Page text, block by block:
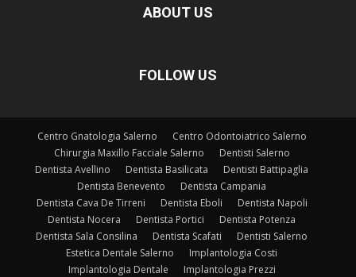
ABOUT US
FOLLOW US
Centro Gnatologia Salerno
Centro Odontoiatrico Salerno
Chirurgia Maxillo Facciale Salerno
Dentisti Salerno
Dentista Avellino
Dentista Basilicata
Dentisti Battipaglia
Dentista Benevento
Dentista Campania
Dentista Cava De Tirreni
Dentista Eboli
Dentista Napoli
Dentista Nocera
Dentista Portici
Dentista Potenza
Dentista Sala Consilina
Dentista Scafati
Dentisti Salerno
Estetica Dentale Salerno
Implantologia Costi
Implantologia Dentale
Implantologia Prezzi